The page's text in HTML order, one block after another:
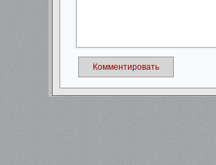
Комментировать